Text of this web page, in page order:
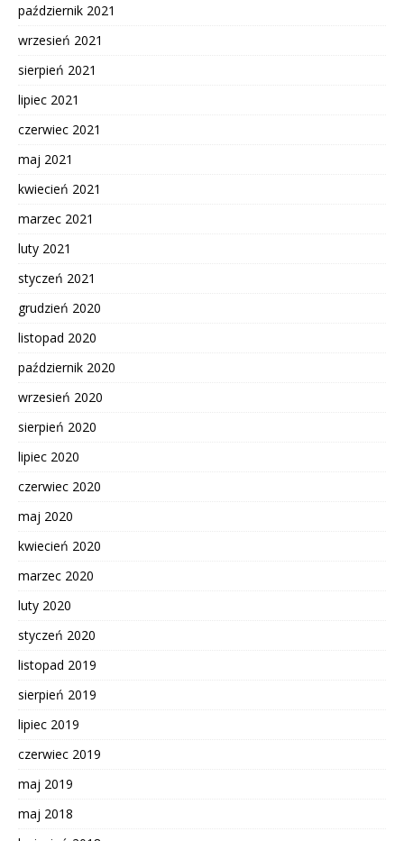
październik 2021
wrzesień 2021
sierpień 2021
lipiec 2021
czerwiec 2021
maj 2021
kwiecień 2021
marzec 2021
luty 2021
styczeń 2021
grudzień 2020
listopad 2020
październik 2020
wrzesień 2020
sierpień 2020
lipiec 2020
czerwiec 2020
maj 2020
kwiecień 2020
marzec 2020
luty 2020
styczeń 2020
listopad 2019
sierpień 2019
lipiec 2019
czerwiec 2019
maj 2019
maj 2018